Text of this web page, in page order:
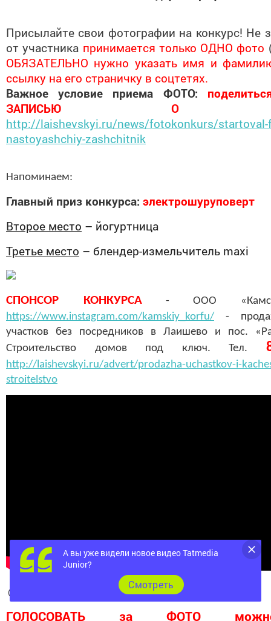
Присылайте свои фотографии на конкурс! Не
от участника принимается только ОДНО фото
ОБЯЗАТЕЛЬНО нужно указать имя и
ссылку на его страничку в соцтетях.
Важное условие приема ФОТО:
ЗАПИСЬЮ О
http://laishevskyi.ru/news/fotokonkurs/startoval-
nastoyashchiy-zashchitnik
Напоминаем:
Главный приз конкурса: электрошуруповерт
Второе место – йогуртница
Третье место – блендер-измельчитель maxi
СПОНСОР КОНКУРСА
- ООО
https://www.instagram.com/kamskiy_korfu/
-
участков без посредников в Лаишево и пос.
Строительство домов под ключ. Тел.
http://laishevskyi.ru/advert/prodazha-uchastkov-i-
stroitelstvo
( На правах рекламы 6+)
ГОЛОСОВАТЬ за ФОТО
А вы уже видели новое видео Tatmedia
Junior?
Cмотреть